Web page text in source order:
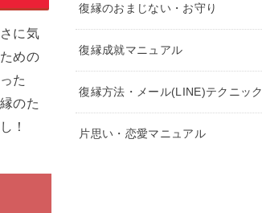
に気
めの
た
のた
！
復縁のおまじない・お守り
復縁成就マニュアル
復縁方法・メール(LINE)テクニック
片思い・恋愛マニュアル